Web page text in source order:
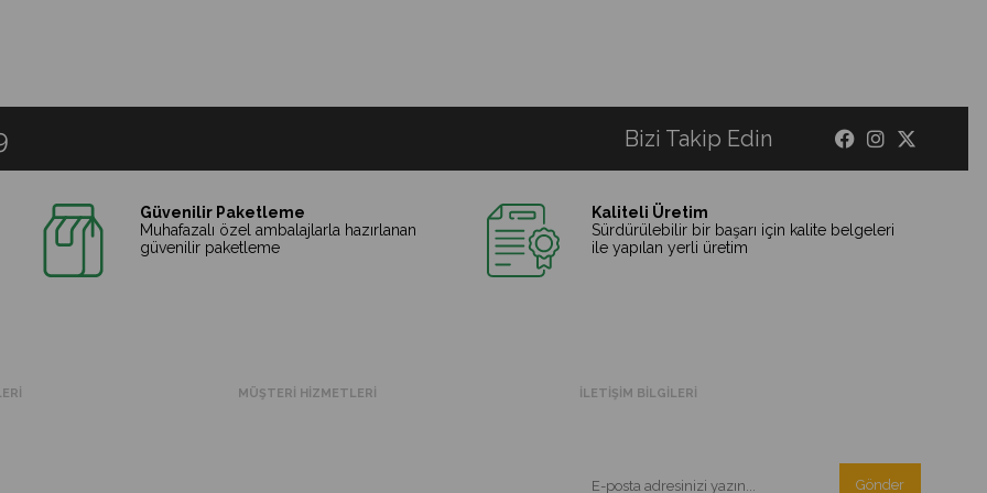
Bizi Takip Edin
Güvenilir Paketleme
Muhafazalı özel ambalajlarla hazırlanan
güvenilir paketleme
Kaliteli Üretim
Sürdürülebilir bir başarı için kalite belgeleri
ile yapılan yerli üretim
MÜŞTERİ HİZMETLERİ İLETİŞİM BİLGİLERİ
Gönder